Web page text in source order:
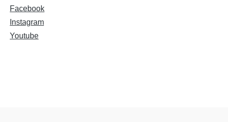
Facebook
Instagram
Youtube